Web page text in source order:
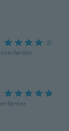
overførsler